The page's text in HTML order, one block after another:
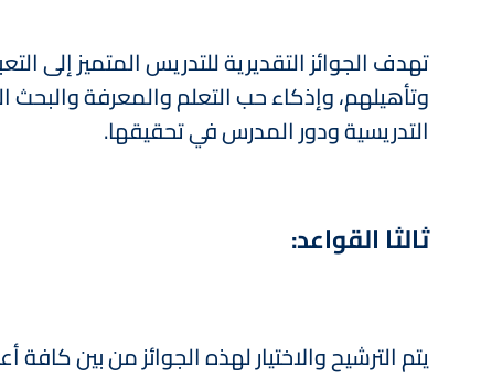
تهدف الجوائز التقديرية للتدريس المتميز إلى
وتأهيلهم، وإذكاء حب التعلم والمعرفة والبحث
التدريسية ودور المدرس في تحقيقها.
ثالثا القواعد:
يتم الترشيح والاختيار لهذه الجوائز من بين